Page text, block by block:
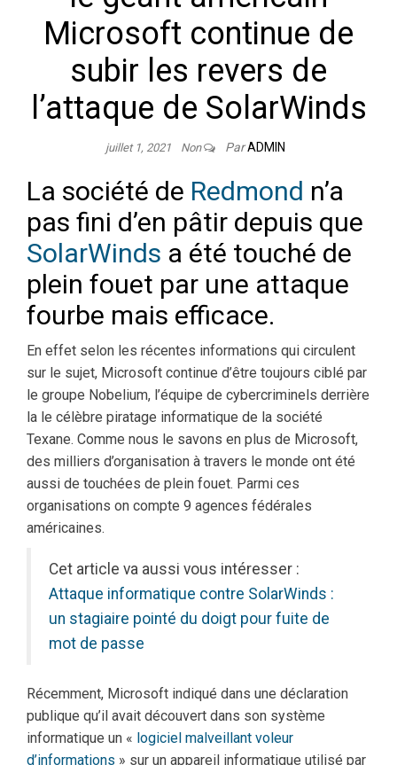
Microsoft continue de
subir les revers de
l’attaque de SolarWinds
juillet 1, 2021 Non ParADMIN
La société de Redmond n’a
pas fini d’en pâtir depuis que
SolarWinds a été touché de
plein fouet par une attaque
fourbe mais efficace.
En effet selon les récentes informations qui circulent
sur le sujet, Microsoft continue d’être toujours ciblé par
le groupe Nobelium, l’équipe de cybercriminels derrière
la le célèbre piratage informatique de la société
Texane. Comme nous le savons en plus de Microsoft,
des milliers d’organisation à travers le monde ont été
aussi de touchées de plein fouet. Parmi ces
organisations on compte 9 agences fédérales
américaines.
Cet article va aussi vous intéresser :
Attaque informatique contre SolarWinds :
un stagiaire pointé du doigt pour fuite de
mot de passe
Récemment, Microsoft indiqué dans une déclaration
publique qu’il avait découvert dans son système
informatique un « logiciel malveillant voleur
d’informations » sur un appareil informatique utilisé par